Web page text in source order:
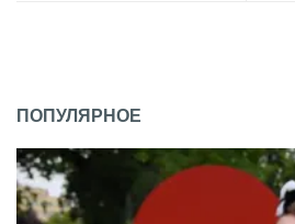
ПОПУЛЯРНОЕ